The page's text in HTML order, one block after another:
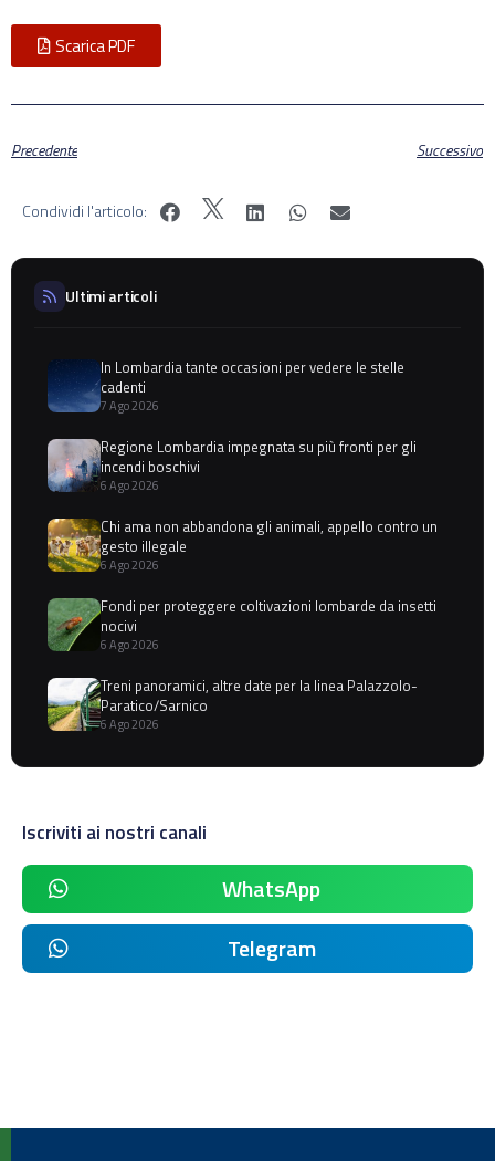
Scarica PDF
Precedente Successivo
Condividi l'articolo:
Ultimi articoli
In Lombardia tante occasioni per vedere le stelle
cadenti
7 Ago 2026
Regione Lombardia impegnata su più fronti per gli
incendi boschivi
6 Ago 2026
Chi ama non abbandona gli animali, appello contro un
gesto illegale
6 Ago 2026
Fondi per proteggere coltivazioni lombarde da insetti
nocivi
6 Ago 2026
Treni panoramici, altre date per la linea Palazzolo-
Paratico/Sarnico
6 Ago 2026
Iscriviti ai nostri canali
WhatsApp
Telegram